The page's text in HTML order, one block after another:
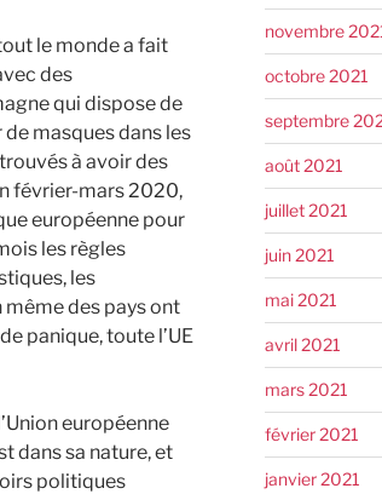
le monde a fait
des
qui dispose de
masques dans les
à avoir des
février-mars 2020,
européenne pour
les règles
les
des pays ont
panique, toute l’UE
européenne
dans sa nature, et
politiques
novembre
octobre 2021
septembre
août 2021
juillet 2021
juin 2021
mai 2021
avril 2021
mars 2021
février 2021
janvier 2021